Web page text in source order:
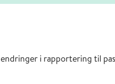
i rapportering til